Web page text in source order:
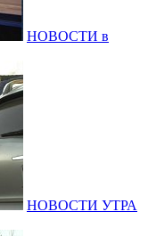
НОВОСТИ в
НОВОСТИ УТРА